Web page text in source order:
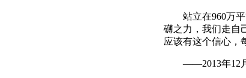
站立在960万平
礴之力，我们走自
应该有这个信心，
——2013年12月